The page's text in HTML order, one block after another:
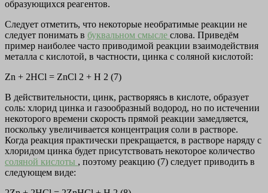
образующихся реагентов.
Следует отметить, что некоторые необратимые реакции не
следует понимать в буквальном смысле слова. Приведём
пример наиболее часто приводимой реакции взаимодействия
металла с кислотой, в частности, цинка с соляной кислотой:
Zn + 2HCl = ZnCl 2 + H 2 (7)
В действительности, цинк, растворяясь в кислоте, образует
соль: хлорид цинка и газообразный водород, но по истечении
некоторого времени скорость прямой реакции замедляется,
поскольку увеличивается концентрация соли в растворе.
Когда реакция практически прекращается, в растворе наряду с
хлоридом цинка будет присутствовать некоторое количество
соляной кислоты , поэтому реакцию (7) следует приводить в
следующем виде: